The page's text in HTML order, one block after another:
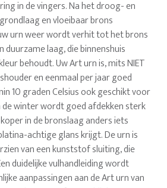
in de vingers. Na het droog- en
en vloeibaar brons
urn weer wordt verhit tot het brons
laag, die binnenshuis
behoudt. Uw Art urn is, mits NIET
en eenmaal per jaar goed
10 graden Celsius ook geschikt voor
de winter wordt goed afdekken sterk
in de bronslaag anders iets
achtige glans krijgt. De urn is
van een kunststof sluiting, die
duidelijke vulhandleiding wordt
aanpassingen aan de Art urn van